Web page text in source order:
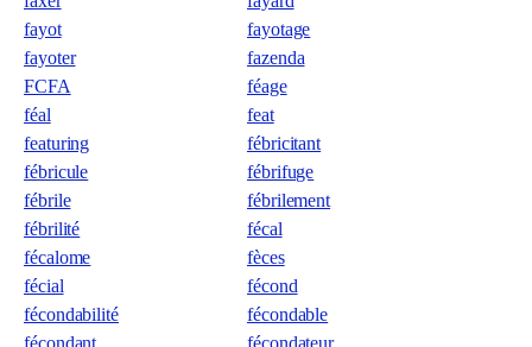
fayot
fayotage
fayoter
fazenda
FCFA
féage
féal
feat
featuring
fébricitant
fébricule
fébrifuge
fébrile
fébrilement
fébrilité
fécal
fécalome
fèces
fécial
fécond
fécondabilité
fécondable
fécondant
fécondateur